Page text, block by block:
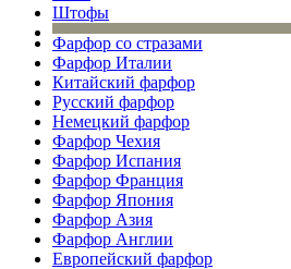
Штофы
Фарфор со стразами
Фарфор Италии
Китайский фарфор
Русский фарфор
Немецкий фарфор
Фарфор Чехия
Фарфор Испания
Фарфор Франция
Фарфор Япония
Фарфор Азия
Фарфор Англии
Европейский фарфор